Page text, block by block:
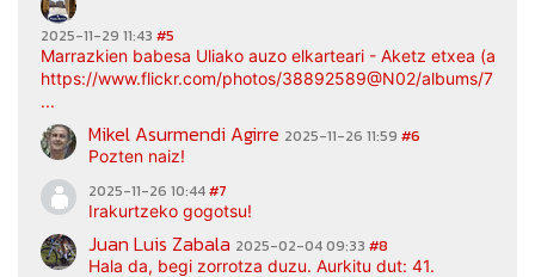
2025-11-29 11:43 #5
Marrazkien babesa Uliako auzo elkarteari - Aketz etxea
https://www.flickr.com/photos/38892589@N02/albums/
...
Mikel Asurmendi Agirre 2025-11-26 11:59 #6
Pozten naiz!
2025-11-26 10:44#7
Irakurtzeko gogotsu!
Juan Luis Zabala 2025-02-04 09:33 #8
Hala da, begi zorrotza duzu. Aurkitu dut: 41.